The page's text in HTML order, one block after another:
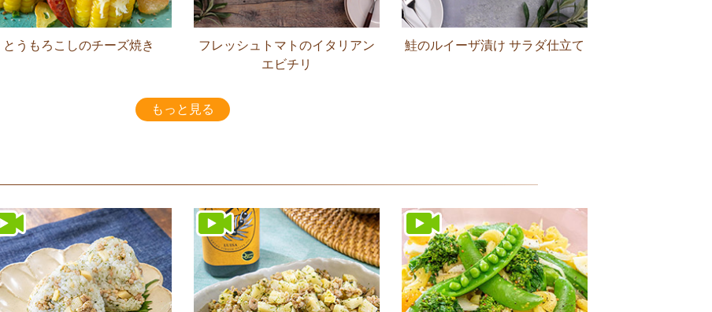
とうもろこしのチーズ焼き
フレッシュトマトのイタリアン
エビチリ
鮭のルイーザ漬け サラダ仕立て
もっと見る